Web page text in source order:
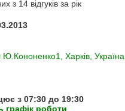
з 14 відгуків за рік
Ю.Кононенко1, Харків, Україна
з 07:30 до 19:30
графік роботи